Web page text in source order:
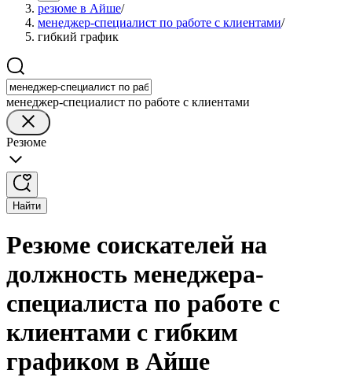
резюме в Айше/
менеджер-специалист по работе с клиентами/
гибкий график
менеджер-специалист по работе с клиентами
Резюме
Найти
Резюме соискателей на
должность менеджера-
специалиста по работе с
клиентами с гибким
графиком в Айше